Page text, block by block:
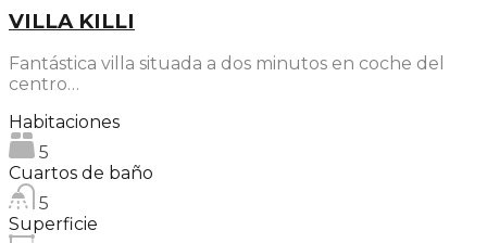
VILLA KILLI
Fantástica villa situada a dos minutos en coche del
centro…
Habitaciones
5
Cuartos de baño
5
Superficie